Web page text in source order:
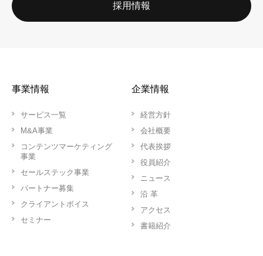
採用情報
事業情報
サービス一覧
M&A事業
コンテンツマーケティング
事業
セールステック事業
パートナー募集
クライアントボイス
セミナー
企業情報
経営方針
会社概要
代表挨拶
役員紹介
ニュース
沿 革
アクセス
書籍紹介